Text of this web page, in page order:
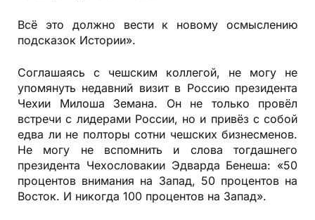
Всё это должно вести к новому осмыслению
подсказок Истории».
Соглашаясь с чешским коллегой, не могу не
упомянуть недавний визит в Россию президента
Чехии Милоша Земана. Он не только провёл
встречи с лидерами России, но и привёз с собой
едва ли не полторы сотни чешских бизнесменов.
Не могу не вспомнить и слова тогдашнего
президента Чехословакии Эдварда Бенеша: «50
процентов внимания на Запад, 50 процентов на
Восток. И никогда 100 процентов на Запад».